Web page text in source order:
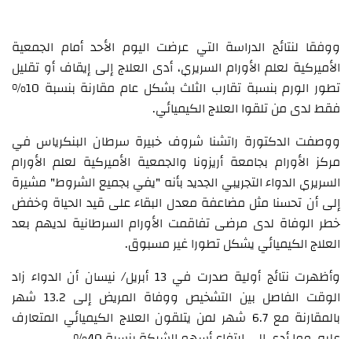
ووفقا لنتائج الدراسة التي عرضت اليوم الأحد أمام الجمعية
الأميركية لعلم الأورام السريري، أدى العلاج إلى إيقاف أو تقليل
تطور الورم بنسبة تقارب الثلث بشكل عام مقارنة بنسبة 10%
فقط لدى من تلقوا العلاج الكيميائي.
ووصفت الدكتورة راتشنا شروف خبيرة سرطان البنكرياس في
مركز الأورام بجامعة أريزونا والجمعية الأميركية لعلم الأورام
السريري الدواء التجريبي الجديد بأنه "يفي بجميع الشروط" مشيرة
إلى أن تحسنا مثل مضاعفة معدل البقاء على قيد الحياة وخفض
خطر الوفاة لدى مرضى تفاقمت الأورام السرطانية لديهم بعد
العلاج الكيميائي يشكل تطورا غير مسبوق.
وأظهرت نتائج أولية صدرت في 13 أبريل/ نيسان أن الدواء زاد
الوقت الفاصل بين التشخيص ووفاة المريض إلى 13.2 شهر
بالمقارنة مع 6.7 شهر لمن يتلقون العلاج الكيميائي المتعارف